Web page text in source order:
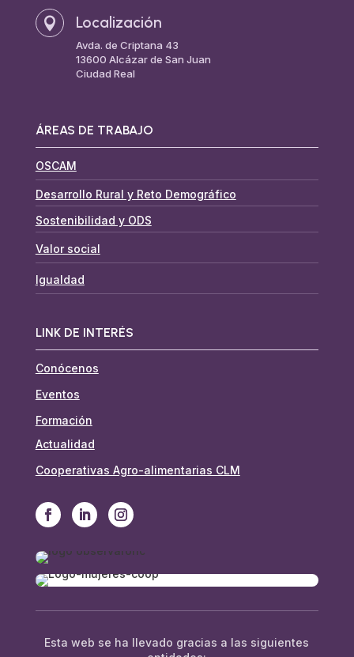
 Localización
Avda. de Criptana 43
13600 Alcázar de San Juan
Ciudad Real
ÁREAS DE TRABAJO
OSCAM
Desarrollo Rural y Reto Demográfico
Sostenibilidad y ODS
Valor social
Igualdad
LINK DE INTERÉS
Conócenos
Eventos
Formación
Actualidad
Cooperativas Agro-alimentarias CLM
Esta web se ha llevado gracias a las siguientes